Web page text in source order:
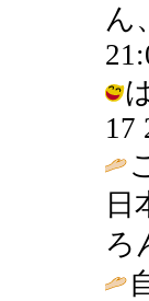
ん
17
日
ろ